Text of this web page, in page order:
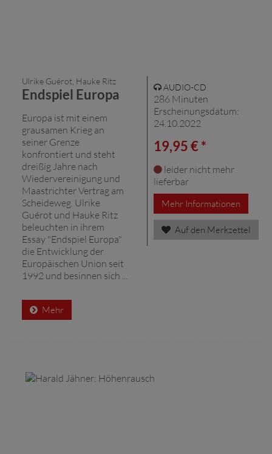
Ulrike Guérot, Hauke Ritz
Endspiel Europa
Europa ist mit einem
grausamen Krieg an
seiner Grenze
konfrontiert und steht
dreißig Jahre nach
Wiedervereinigung und
Maastrichter Vertrag am
Scheideweg. Ulrike
Guérot und Hauke Ritz
beleuchten in ihrem
Essay "Endspiel Europa"
die Entwicklung der
Europäischen Union seit
1992 und besinnen sich ...
Mehr
AUDIO-CD
286 Minuten
Erscheinungsdatum:
24.10.2022
19,95 € *
leider nicht mehr
lieferbar
Mehr Informationen
Auf den Merkzettel